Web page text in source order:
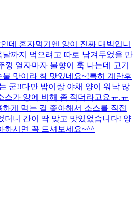
데 혼자먹기엔 양이 진짜 대박입니
날까지 먹으려고 따로 남겨두었을 만
껑 열자마자 불향이 훅 나는데 고기
맛이라 참 맛있네요~!특히 계란후
굳!! ​다만 밥이랑 야채 양이 워낙 많
스가 양에 비해 좀 적더라고요ㅠ.ㅠ
게 먹는 걸 좋아해서 소스를 직접
더니 간이 딱 맞고 맛있었습니다! 양
하시면 꼭 드셔보세요~^^